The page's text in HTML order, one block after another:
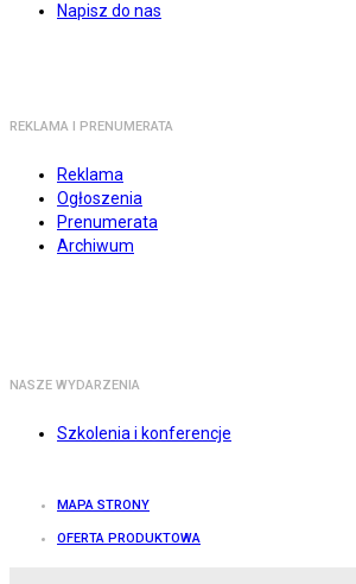
Napisz do nas
REKLAMA I PRENUMERATA
Reklama
Ogłoszenia
Prenumerata
Archiwum
NASZE WYDARZENIA
Szkolenia i konferencje
MAPA STRONY
OFERTA PRODUKTOWA